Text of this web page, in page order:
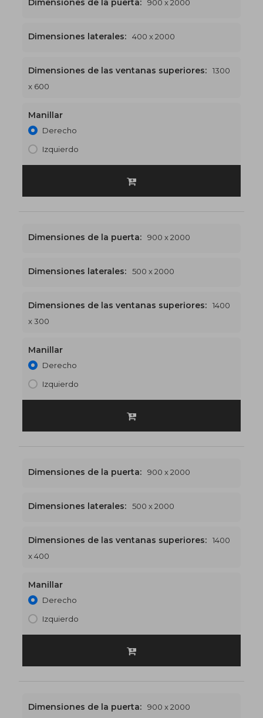
1300 x 2600€541
Dimensiones de la puerta: 900 x 2000
Dimensiones laterales: 400 x 2000
Dimensiones de las ventanas superiores:
1300
x 600
Manillar
Derecho
Izquierdo
1400 x 2300€538
Dimensiones de la puerta: 900 x 2000
Dimensiones laterales: 500 x 2000
Dimensiones de las ventanas superiores:
1400
x 300
Manillar
Derecho
Izquierdo
1400 x 2400€543
Dimensiones de la puerta: 900 x 2000
Dimensiones laterales: 500 x 2000
Dimensiones de las ventanas superiores:
1400
x 400
Manillar
Derecho
Izquierdo
Dimensiones de la puerta: 900 x 2000